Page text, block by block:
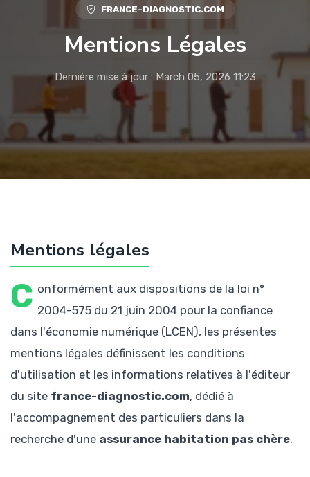
FRANCE-DIAGNOSTIC.COM
Mentions Légales
Dernière mise à jour : March 05, 2026 11:23
Mentions légales
C onformément aux dispositions de la loi n°
2004-575 du 21 juin 2004 pour la confiance
dans l'économie numérique (LCEN), les présentes
mentions légales définissent les conditions
d'utilisation et les informations relatives à l'éditeur
du site france-diagnostic.com, dédié à
l'accompagnement des particuliers dans la
recherche d'une assurance habitation pas chère.